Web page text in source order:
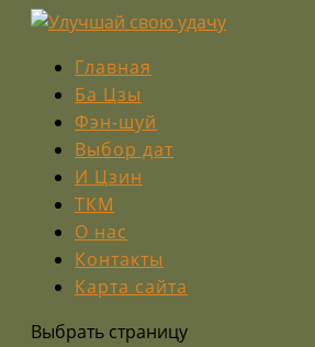
Главная
Ба Цзы
Фэн-шуй
Выбор дат
И Цзин
ТКМ
О нас
Контакты
Карта сайта
Выбрать страницу